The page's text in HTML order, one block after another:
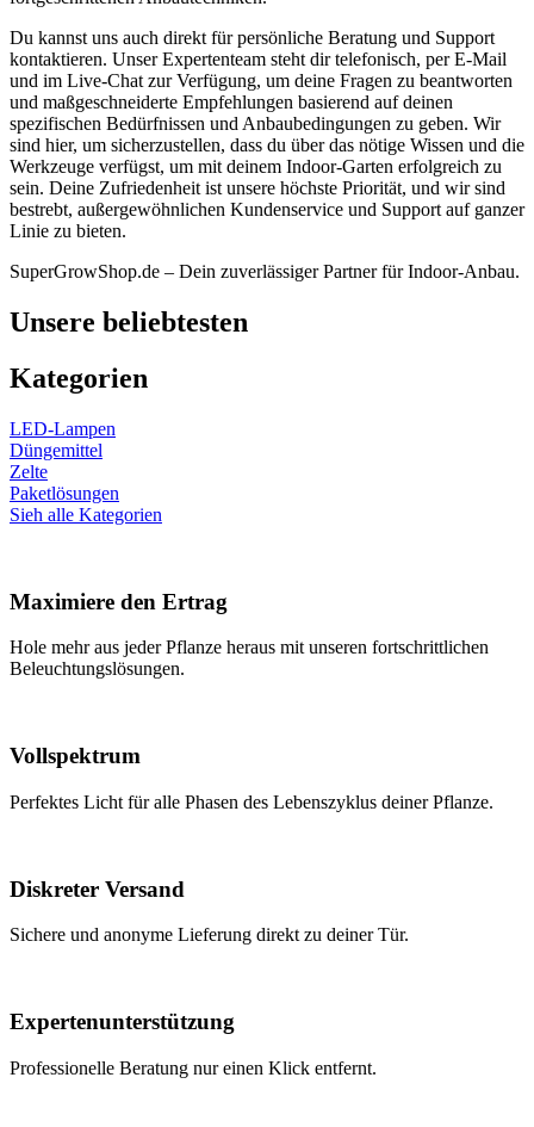
Du kannst uns auch direkt für persönliche Beratung und Support
kontaktieren. Unser Expertenteam steht dir telefonisch, per E-Mail
und im Live-Chat zur Verfügung, um deine Fragen zu beantworten
und maßgeschneiderte Empfehlungen basierend auf deinen
spezifischen Bedürfnissen und Anbaubedingungen zu geben. Wir
sind hier, um sicherzustellen, dass du über das nötige Wissen und die
Werkzeuge verfügst, um mit deinem Indoor-Garten erfolgreich zu
sein. Deine Zufriedenheit ist unsere höchste Priorität, und wir sind
bestrebt, außergewöhnlichen Kundenservice und Support auf ganzer
Linie zu bieten.
SuperGrowShop.de – Dein zuverlässiger Partner für Indoor-Anbau.
Unsere beliebtesten
Kategorien
LED-Lampen
Düngemittel
Zelte
Paketlösungen
Sieh alle Kategorien
Maximiere den Ertrag
Hole mehr aus jeder Pflanze heraus mit unseren fortschrittlichen
Beleuchtungslösungen.
Vollspektrum
Perfektes Licht für alle Phasen des Lebenszyklus deiner Pflanze.
Diskreter Versand
Sichere und anonyme Lieferung direkt zu deiner Tür.
Expertenunterstützung
Professionelle Beratung nur einen Klick entfernt.